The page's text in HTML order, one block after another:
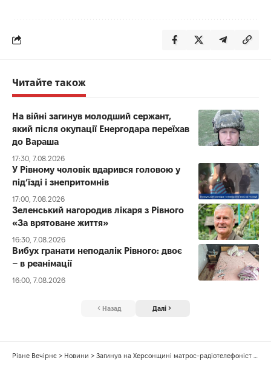
Читайте також
На війні загинув молодший сержант,
який після окупації Енергодара переїхав
до Вараша
17:30, 7.08.2026
У Рівному чоловік вдарився головою у
під’їзді і знепритомнів
17:00, 7.08.2026
Зеленський нагородив лікаря з Рівного
«За врятоване життя»
16:30, 7.08.2026
Вибух гранати неподалік Рівного: двоє
– в реанімації
16:00, 7.08.2026
Назад Далі
Рівне Вечірнє > Новини > Загинув на Херсонщині матрос-радіотелефоніст з Рівненщини